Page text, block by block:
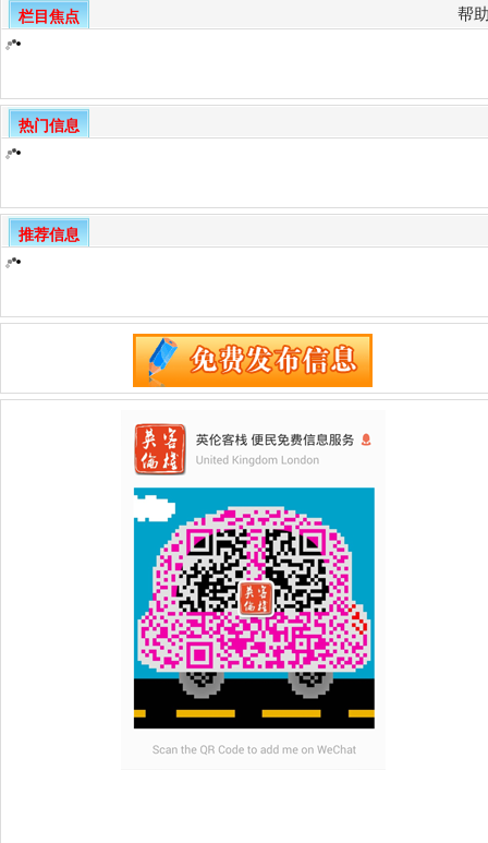
栏目焦点 帮
热门信息
推荐信息